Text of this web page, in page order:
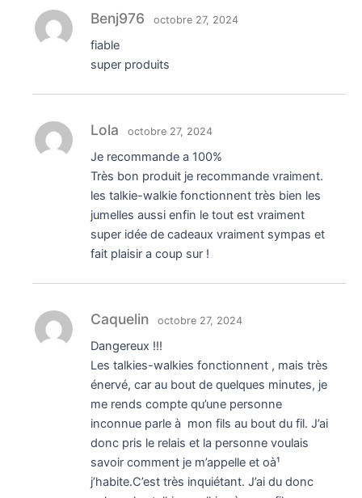
Benj976 octobre 27, 2024
fiable
super produits
Lola octobre 27, 2024
Je recommande a 100%
Très bon produit je recommande vraiment.
les talkie-walkie fonctionnent très bien les
jumelles aussi enfin le tout est vraiment
super idée de cadeaux vraiment sympas et
fait plaisir a coup sur !
Caquelin octobre 27, 2024
Dangereux !!!
Les talkies-walkies fonctionnent , mais très
énervé, car au bout de quelques minutes, je
me rends compte qu’une personne
inconnue parle à mon fils au bout du fil. J’ai
donc pris le relais et la personne voulais
savoir comment je m’appelle et oà¹
j’habite.C’est très inquiétant. J’ai du donc